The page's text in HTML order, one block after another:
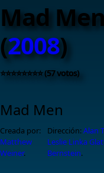
Mad
(2008)
⭐⭐⭐⭐⭐⭐⭐⭐ (57 votos)
Mad Men
Creada por:
Matthew
Weiner.
Dirección:Alan
Leslie Linka
Bernstein.